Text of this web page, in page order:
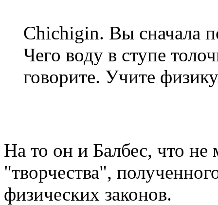
Chichigin. Вы сначала
Чего воду в ступе
говорите. Учите
На то он и Балбес, что не
"творчества",
физических законов.